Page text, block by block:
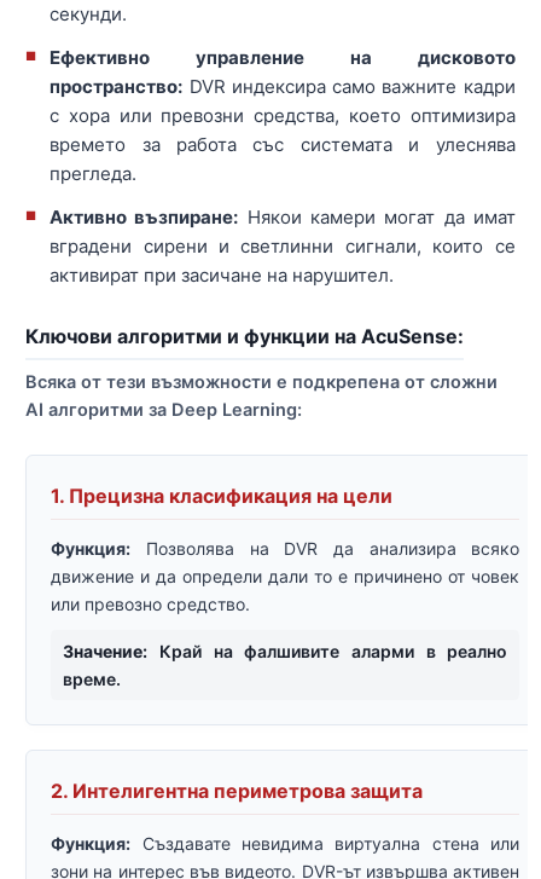
секунди.
Ефективно управление на дисковото
пространство: DVR индексира само важните кадри
с хора или превозни средства, което оптимизира
времето за работа със системата и улеснява
прегледа.
Активно възпиране: Някои камери могат да имат
вградени сирени и светлинни сигнали, които се
активират при засичане на нарушител.
Ключови алгоритми и функции на AcuSense:
Всяка от тези възможности е подкрепена от сложни
AI алгоритми за Deep Learning:
1. Прецизна класификация на цели
Функция: Позволява на DVR да анализира всяко
движение и да определи дали то е причинено от човек
или превозно средство.
Значение: Край на фалшивите аларми в реално
време.
2. Интелигентна периметрова защита
Функция: Създавате невидима виртуална стена или
зони на интерес във видеото. DVR-ът извършва активен